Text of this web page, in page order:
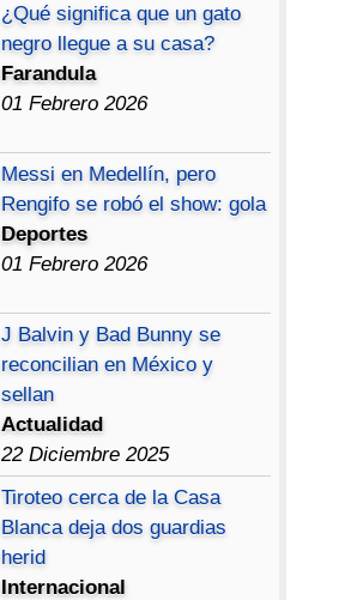
¿Qué significa que un gato
negro llegue a su casa?
Farandula
01 Febrero 2026
Messi en Medellín, pero
Rengifo se robó el show: gola
Deportes
01 Febrero 2026
J Balvin y Bad Bunny se
reconcilian en México y
sellan
Actualidad
22 Diciembre 2025
Tiroteo cerca de la Casa
Blanca deja dos guardias
herid
Internacional